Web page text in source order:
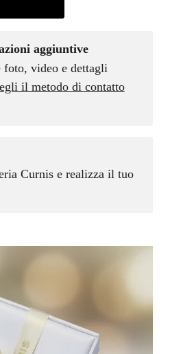
aggiuntive
foto, video e dettagli
il metodo di contatto
Curnis e realizza il tuo